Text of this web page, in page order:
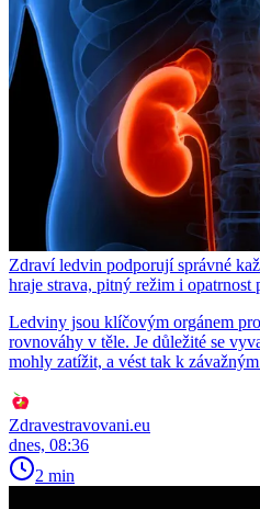
Zdraví ledvin podporují správné
hraje strava, pitný režim i opatrnost
Ledviny jsou klíčovým orgánem
rovnováhy v těle. Je důležité se
mohly zatížit, a vést tak k
Zdravestravovani.eu
dnes, 08:36
2 min